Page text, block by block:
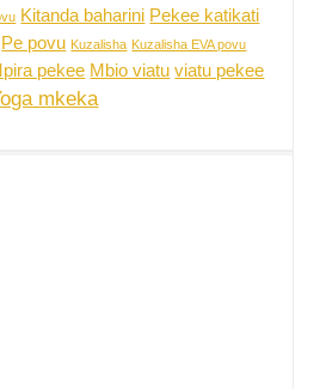
Kitanda baharini Pekee katikati
Pe povu Kuzalisha Kuzalisha EVA povu
pekee Mbio viatu viatu pekee
mkeka